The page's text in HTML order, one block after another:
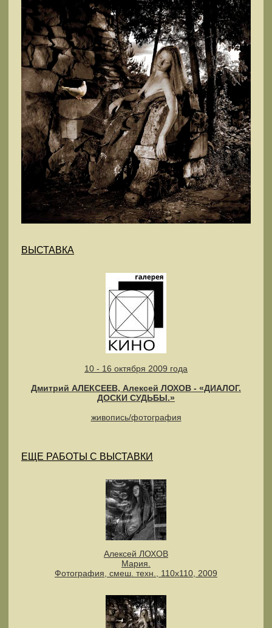
ВЫСТАВКА
10 - 16 октября 2009 года
Дмитрий АЛЕКСЕЕВ, Алексей ЛОХОВ - «ДИАЛОГ.
ДОСКИ СУДЬБЫ.»
живопись/фотография
ЕЩЕ РАБОТЫ С ВЫСТАВКИ
Алексей ЛОХОВ
Мария.
Фотография, смеш. техн., 110х110, 2009